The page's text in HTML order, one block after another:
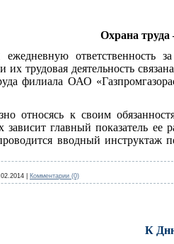
Охрана труда
ежедневную ответственность
их трудовая деятельность
филиала ОАО
относясь к своим
зависит главный показатель
вводный
Комментарии (0)
К